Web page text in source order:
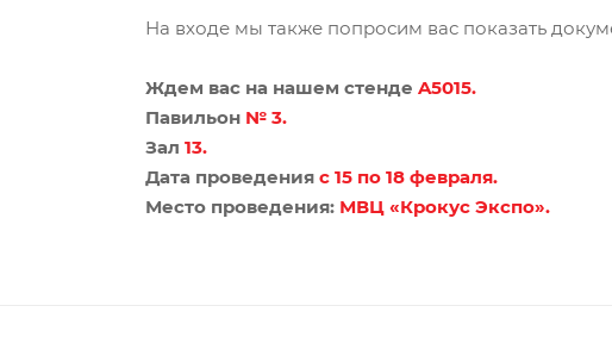
На входе мы также попросим вас показать
Ждем вас на нашем стенде A5015.
Павильон № 3.
Зал 13.
Дата проведения с 15 по 18 февраля.
Место проведения: МВЦ «Крокус Экспо».